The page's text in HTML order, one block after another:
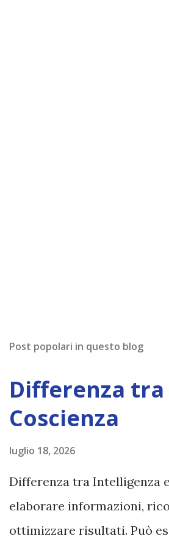
Post popolari in questo blog
Differenza
Coscienza
luglio 18, 2026
Differenza tra Intelligenza
elaborare informazioni,
ottimizzare risultati. Può